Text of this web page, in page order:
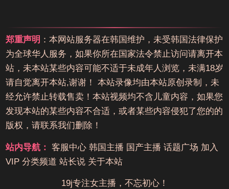
郑重声明 ：本网站服务器在韩国维护，未受韩国法律保护
为全球华人服务，如果你所在国家法令禁止访问请离开本
站，未本站某些内容可能不适于未成年人浏览，未满18岁
请自觉离开本站,谢谢！ 本站录像均由本站原创录制，未
经允许禁止转载售卖！本站视频均不含儿童内容，如果您
发现本站的某些内容不合适，或者某些内容侵犯了您的的
版权，请联系我们删除！
站内导航： 客服中心 韩国主播 国产主播 话题广场 加入
VIP 分类频道 站长说 关于本站
19j专注女主播，不忘初心！